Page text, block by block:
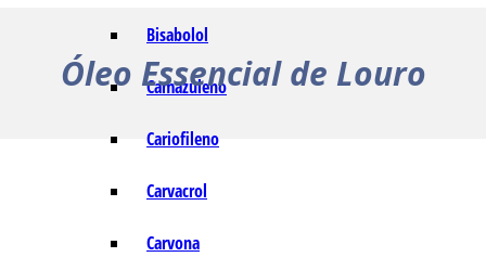
Bisabolol
Camazuleno
Cariofileno
Carvacrol
Carvona
Óleo Essencial de Louro